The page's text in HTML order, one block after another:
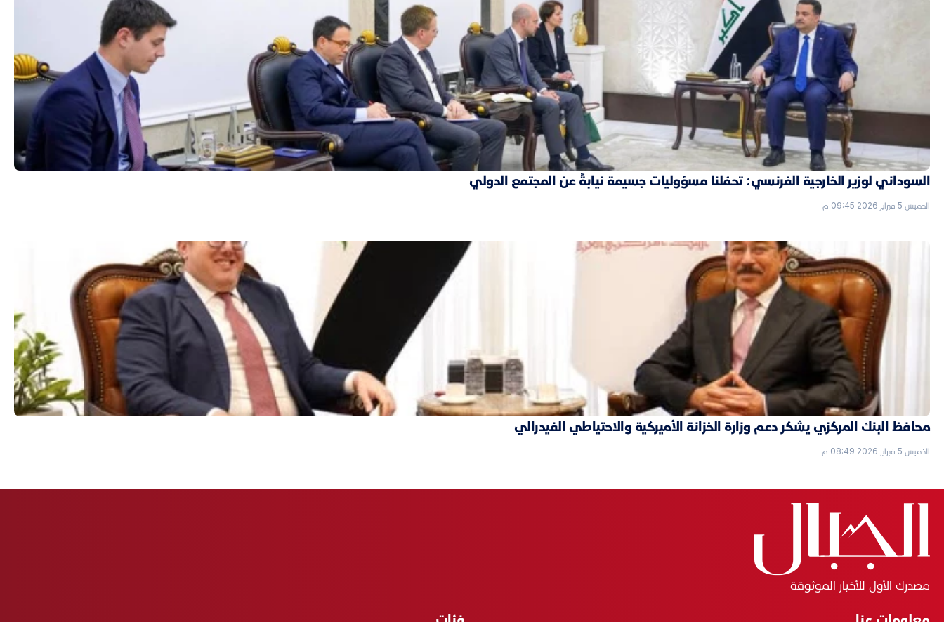
السوداني لوزير الخارجية الفرنسي: تحمّلنا مسؤوليات جسيمة نيابةً عن المجتمع الدولي
الخميس 5 فبراير 2026 09:45 م
محافظ البنك المركزي يشكر دعم وزارة الخزانة الأميركية والاحتياطي الفيدرالي
الخميس 5 فبراير 2026 08:49 م
مصدرك الأول للأخبار الموثوقة